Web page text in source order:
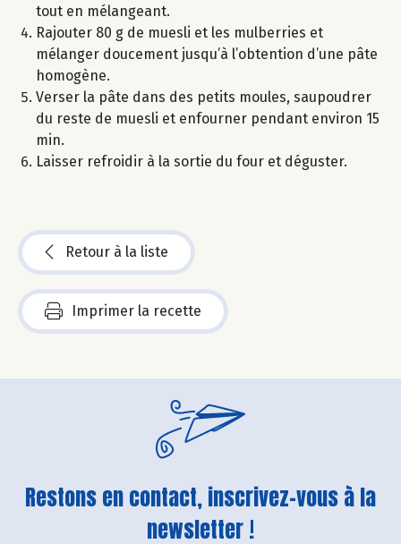
tout en mélangeant.
Rajouter 80 g de muesli et les mulberries et
mélanger doucement jusqu’à l’obtention d’une pâte
homogène.
Verser la pâte dans des petits moules, saupoudrer
du reste de muesli et enfourner pendant environ 15
min.
Laisser refroidir à la sortie du four et déguster.
Retour à la liste
Imprimer la recette
Restons en contact, inscrivez-vous à la
newsletter !